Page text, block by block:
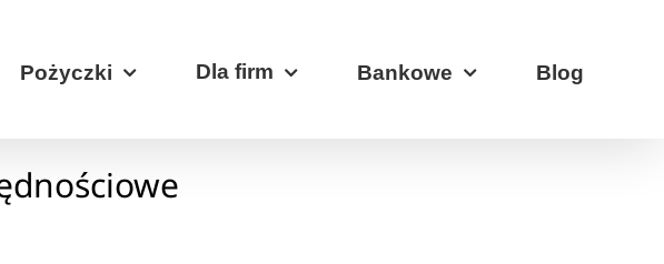
Pożyczki Dla firm Bankowe Blog